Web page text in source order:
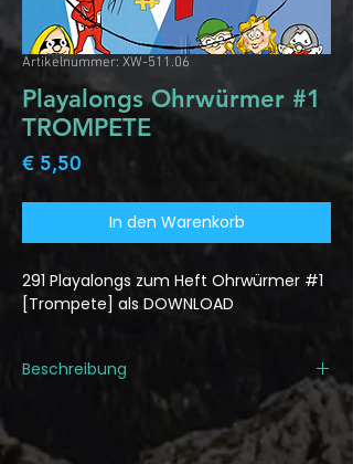
Artikelnummer: XW-511.06
Playalongs Ohrwürmer #1
TROMPETE
€ 5,50
In den Warenkorb
291 Playalongs zum Heft Ohrwürmer #1
[Trompete] als DOWNLOAD
Beschreibung
Playalongs zu allen 97 Liedern
des Hefts "Ohrwürmer #1" für
Trompete.